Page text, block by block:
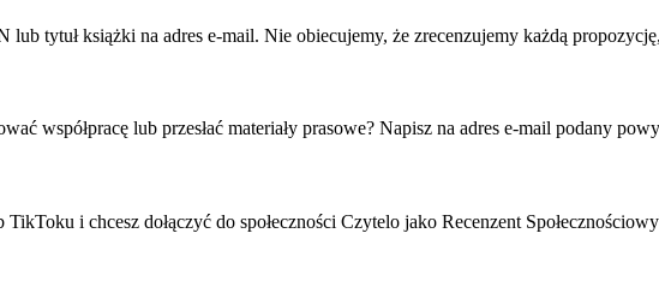
tytuł książki na adres e-mail. Nie obiecujemy, że zrecenzujemy każdą
współpracę lub przesłać materiały prasowe? Napisz na adres e-mail podany
i chcesz dołączyć do społeczności Czytelo jako Recenzent